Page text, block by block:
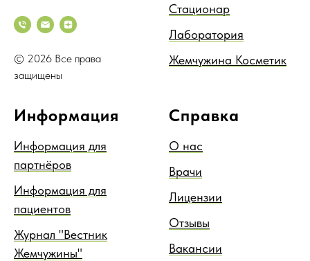
© 2026 Все права
защищены
Стационар
Лаборатория
Жемчужина Косметик
Информация
Информация для
партнёров
Информация для
пациентов
Журнал "Вестник
Жемчужины"
Справка
О нас
Врачи
Лицензии
Отзывы
Вакансии